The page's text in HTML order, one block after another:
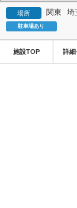
場所 関東 埼
駐車場あり
施設TOP 詳細